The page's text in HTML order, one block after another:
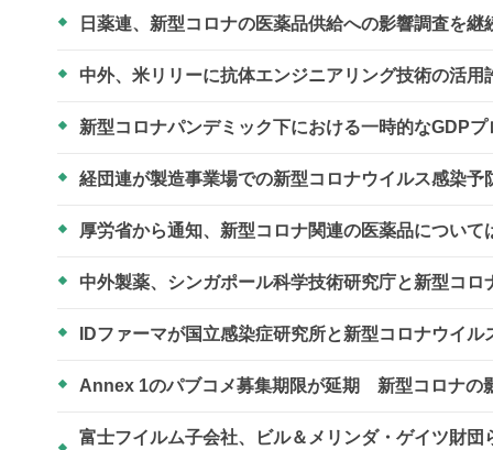
日薬連、新型コロナの医薬品供給への影響調査を継
中外、米リリーに抗体エンジニアリング技術の活
新型コロナパンデミック下における一時的なGDP
経団連が製造事業場での新型コロナウイルス感染
厚労省から通知、新型コロナ関連の医薬品につい
中外製薬、シンガポール科学技術研究庁と新型コ
IDファーマが国立感染症研究所と新型コロナウイ
Annex 1のパブコメ募集期限が延期 新型コロナの
富士フイルム子会社、ビル＆メリンダ・ゲイツ財